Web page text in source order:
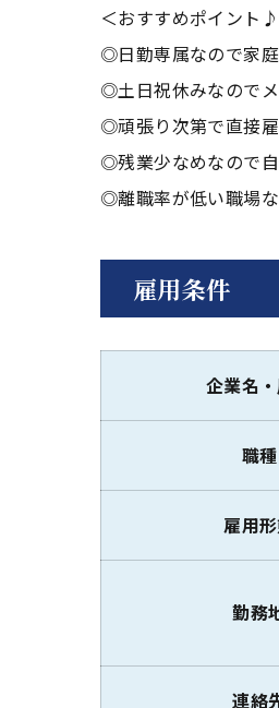
＜おすすめポイント
◎日勤専属なので家
◎土日祝休みなので
◎頑張り次第で直接
◎残業少なめなので
◎離職率が低い職場
雇用条件
企業名
職種
雇用
勤務
連絡